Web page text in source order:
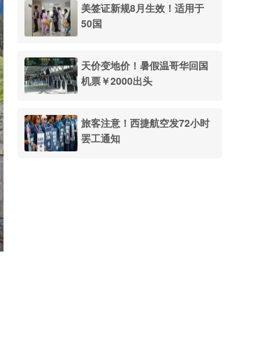
美签证新规8月生效！适用于
50国
天价变地价！暑假温哥华回国
机票￥2000出头
旅客注意！西捷航空发72小时
罢工通知